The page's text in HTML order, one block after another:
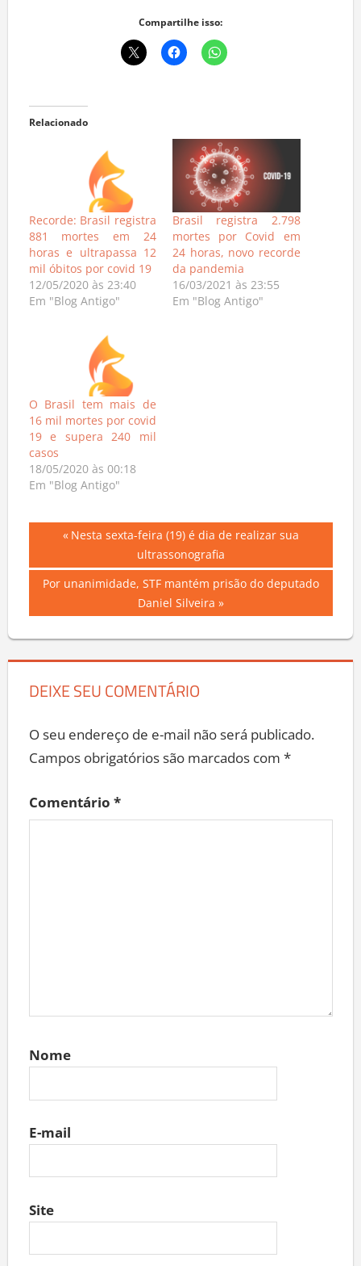
Compartilhe isso:
Relacionado
Recorde: Brasil registra
881 mortes em 24
horas e ultrapassa 12
mil óbitos por covid 19
12/05/2020 às 23:40
Em "Blog Antigo"
Brasil registra 2.798
mortes por Covid em
24 horas, novo recorde
da pandemia
16/03/2021 às 23:55
Em "Blog Antigo"
O Brasil tem mais de
16 mil mortes por covid
19 e supera 240 mil
casos
18/05/2020 às 00:18
Em "Blog Antigo"
Navegação
de
Previous
Nesta sexta-feira (19) é dia de realizar sua
ultrassonografia
Next
Por unanimidade, STF mantém prisão do deputado
Daniel Silveira
DEIXE SEU COMENTÁRIO
O seu endereço de e-mail não será publicado.
Campos obrigatórios são marcados com *
Comentário *
Nome
E-mail
Site